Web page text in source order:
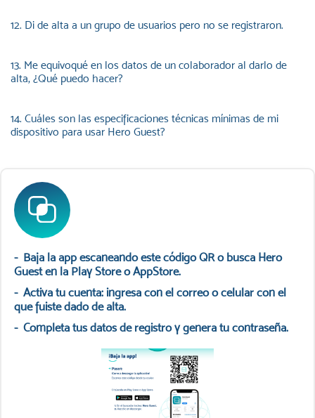
12. Di de alta a un grupo de usuarios pero no se registraron.
13. Me equivoqué en los datos de un colaborador al darlo de
alta, ¿Qué puedo hacer?
14. Cuáles son las especificaciones técnicas mínimas de mi
dispositivo para usar Hero Guest?
- Baja la app escaneando este código QR o busca Hero
Guest en la Play Store o AppStore.
- Activa tu cuenta: ingresa con el correo o celular con el
que fuiste dado de alta.
- Completa tus datos de registro y genera tu contraseña.